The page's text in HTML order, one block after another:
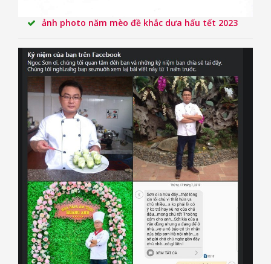
ảnh photo năm mèo đề khắc dưa hấu tết 2023